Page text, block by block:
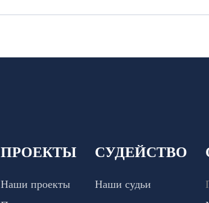
ПРОЕКТЫ
Наши проекты
СУДЕЙСТВО
Наши судьи